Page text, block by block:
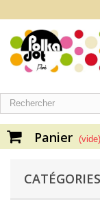
Panier (vide)
CATÉGORIES